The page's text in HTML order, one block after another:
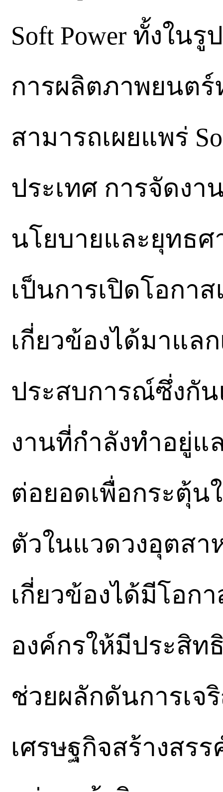
Soft Power ทั้งใน
การผลิตภาพยนตร์
สามารถเผยแพร่
ประเทศ การจัดง
นโยบายและยุทธศ
เป็นการเปิดโอกา
เกี่ยวข้องได้มาแล
ประสบการณ์ซึ่งกั
งานที่กำลังทำอยู่แ
ต่อยอดเพื่อกระตุ้น
ตัวในแวดวงอุตสา
เกี่ยวข้องได้มีโอก
องค์กรให้มีประสิท
ช่วยผลักดันการเจ
เศรษฐกิจสร้างสร